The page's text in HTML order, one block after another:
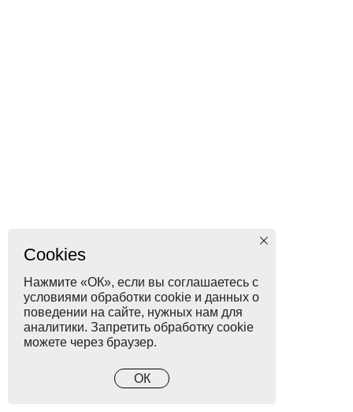
Cookies
Нажмите «ОК», если вы соглашаетесь с
условиями обработки cookie и данных о
поведении на сайте, нужных нам для
аналитики. Запретить обработку cookie
можете через браузер.
ОК